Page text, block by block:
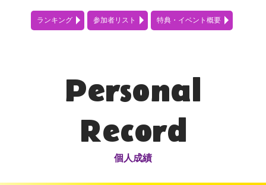
ランキング 参加者リスト 特典・イベント概要
Personal
Record
個人成績